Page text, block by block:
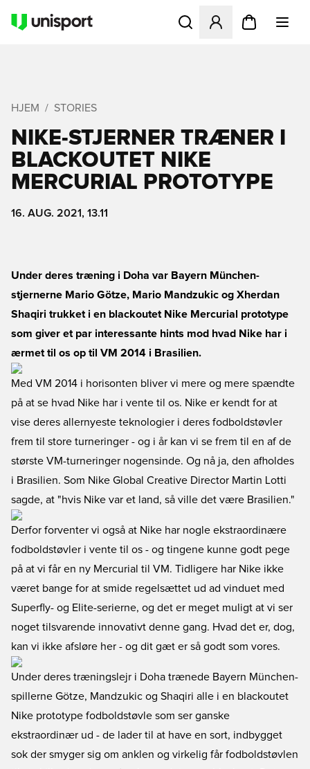
Åbner en Modal til at
HJEM STORIES
NIKE-STJERNER TRÆNER I
BLACKOUTET NIKE
MERCURIAL PROTOTYPE
16. AUG. 2021, 13.11
Under deres træning i Doha var Bayern München-
stjernerne Mario Götze, Mario Mandzukic og Xherdan
Shaqiri trukket i en blackoutet Nike Mercurial prototype
som giver et par interessante hints mod hvad Nike har i
ærmet til os op til VM 2014 i Brasilien.
Med VM 2014 i horisonten bliver vi mere og mere spændte
på at se hvad Nike har i vente til os. Nike er kendt for at
vise deres allernyeste teknologier i deres fodboldstøvler
frem til store turneringer - og i år kan vi se frem til en af de
største VM-turneringer nogensinde. Og nå ja, den afholdes
i Brasilien. Som Nike Global Creative Director Martin Lotti
sagde, at "hvis Nike var et land, så ville det være Brasilien."
Derfor forventer vi også at Nike har nogle ekstraordinære
fodboldstøvler i vente til os - og tingene kunne godt pege
på at vi får en ny Mercurial til VM. Tidligere har Nike ikke
været bange for at smide regelsættet ud ad vinduet med
Superfly- og Elite-serierne, og det er meget muligt at vi ser
noget tilsvarende innovativt denne gang. Hvad det er, dog,
kan vi ikke afsløre her - og dit gæt er så godt som vores.
Under deres træningslejr i Doha trænede Bayern München-
spillerne Götze, Mandzukic og Shaqiri alle i en blackoutet
Nike prototype fodboldstøvle som ser ganske
ekstraordinær ud - de lader til at have en sort, indbygget
sok der smyger sig om anklen og virkelig får fodboldstøvlen